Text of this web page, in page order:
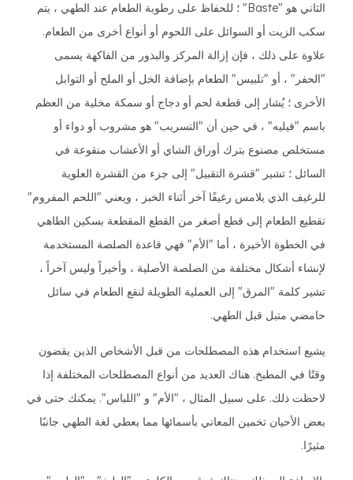
الثاني هو "Baste" ؛ للحفاظ على رطوبة الطعام عند الطهي ، يتم
سكب الزيت أو السوائل على اللحوم أو أنواع أخرى من الطعام.
علاوة على ذلك ، فإن إزالة المركز والبذور من الفاكهة يسمى
"الحفر" ، أو "تلبيس" الطعام بإضافة الخل أو الملح أو التوابل
الأخرى ؛ يُشار إلى قطعة لحم أو دجاج أو سمكة مخلية من العظم
باسم "فيليه" ، في حين أن "التسريب" هو مشروب أو دواء أو
مستخلص مصنوع بترك أوراق الشاي أو الأعشاب منقوعة في
السائل ؛ تشير "قشرة التقبيل" إلى جزء من القشرة العلوية
للرغيف الذي يلامس رغيفًا آخر أثناء الخبز ، ويعني "اللحم المفروم"
تقطيع الطعام إلى قطع أصغر من القطع المقطعة بسكين الطاهي
في الخطوة الأخيرة ، أما "الأم" فهي قاعدة الصلصة المستخدمة
لإنشاء أشكال مختلفة من الصلصة الأصلية ، وأخيراً وليس آخراً ،
تشير كلمة "المرق" إلى العملية الطويلة لنقع الطعام في سائل
حامضي متبل قبل الطهي.
يشيع استخدام هذه المصطلحات من قبل الأشخاص الذين يقضون
وقتًا في المطبخ. هناك العديد من أنواع المصطلحات المختلفة إذا
لاحظت ذلك. على سبيل المثال ، "الأم" و "اللباس". يمكنك حتى في
بعض الأحيان تخمين المعاني بأسمائها مما يعطي لغة الطهي جانبًا
مثيرًا.